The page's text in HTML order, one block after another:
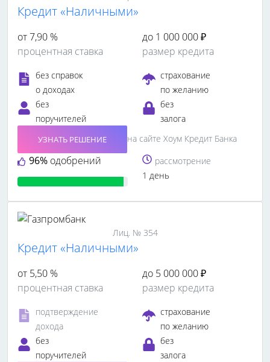
Кредит «Наличными»
от 7,90 %
процентная ставка
до 1 000 000 ₽
размер кредита
без справок
о доходах
страхование
по желанию
без
поручителей
без
залога
96% одобрений
УЗНАТЬ РЕШЕНИЕ
на сайте Хоум Кредит Банка
рассмотрение
1 день
Лиц. № 354
Кредит «Наличными»
от 5,50 %
процентная ставка
до 5 000 000 ₽
размер кредита
подтверждение
дохода
страхование
по желанию
без
поручителей
без
залога